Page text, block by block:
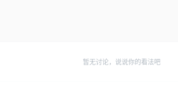
暂无讨论，说说你的看法吧